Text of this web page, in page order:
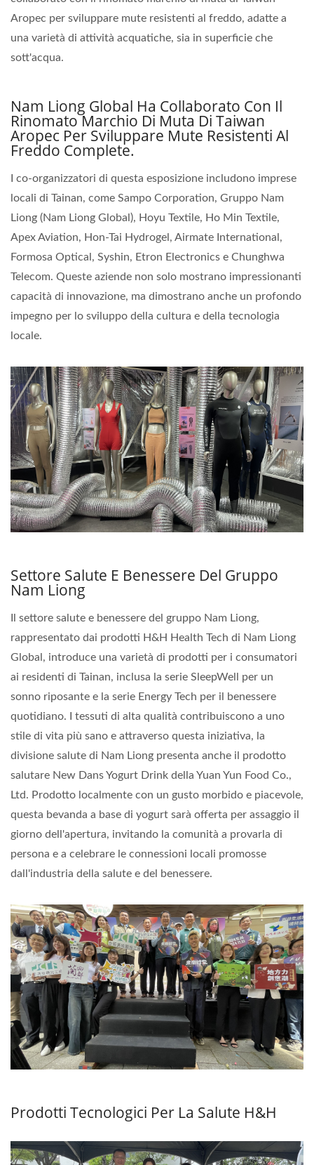
Aropec per sviluppare mute resistenti al freddo, adatte a
una varietà di attività acquatiche, sia in superficie che
sott'acqua.
Nam Liong Global Ha Collaborato Con Il
Rinomato Marchio Di Muta Di Taiwan
Aropec Per Sviluppare Mute Resistenti Al
Freddo Complete.
I co-organizzatori di questa esposizione includono imprese
locali di Tainan, come Sampo Corporation, Gruppo Nam
Liong (Nam Liong Global), Hoyu Textile, Ho Min Textile,
Apex Aviation, Hon-Tai Hydrogel, Airmate International,
Formosa Optical, Syshin, Etron Electronics e Chunghwa
Telecom. Queste aziende non solo mostrano impressionanti
capacità di innovazione, ma dimostrano anche un profondo
impegno per lo sviluppo della cultura e della tecnologia
locale.
Settore Salute E Benessere Del Gruppo
Nam Liong
Il settore salute e benessere del gruppo Nam Liong,
rappresentato dai prodotti H&H Health Tech di Nam Liong
Global, introduce una varietà di prodotti per i consumatori
ai residenti di Tainan, inclusa la serie SleepWell per un
sonno riposante e la serie Energy Tech per il benessere
quotidiano. I tessuti di alta qualità contribuiscono a uno
stile di vita più sano e attraverso questa iniziativa, la
divisione salute di Nam Liong presenta anche il prodotto
salutare New Dans Yogurt Drink della Yuan Yun Food Co.,
Ltd. Prodotto localmente con un gusto morbido e piacevole,
questa bevanda a base di yogurt sarà offerta per assaggio il
giorno dell'apertura, invitando la comunità a provarla di
persona e a celebrare le connessioni locali promosse
dall'industria della salute e del benessere.
Prodotti Tecnologici Per La Salute H&H